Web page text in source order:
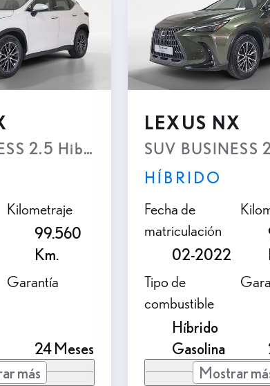
Automatica e-CVT (4x4 e-Four)
2.5 Hibrido HEV Transmisión
Kilometraje
99.560
Km.
Garantía
24 Meses
más
LEXUS NX
SUV
HÍBRIDO
Fecha de
matriculación
02-2022
Tipo de
combustible
Híbrido
Gasolina
Mostrar